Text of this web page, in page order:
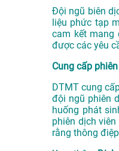
Đội ngũ biên
liệu phức tạp
cam kết mang
được các yêu
Cung cấp
DTMT cung
đội ngũ phiên
huống phát
phiên dịch
rằng thông